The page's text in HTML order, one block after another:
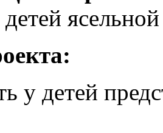
у детей